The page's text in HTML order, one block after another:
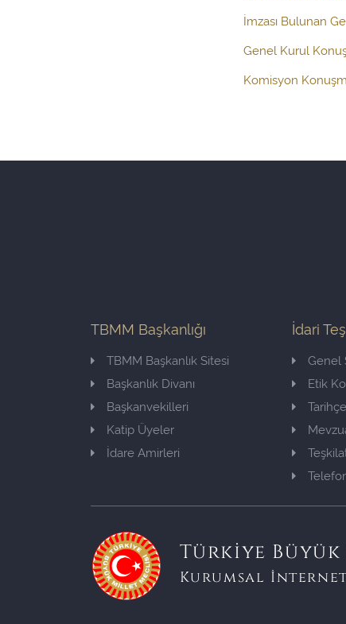
İmzası Bulunan
Genel Kurul
Komisyon
TBMM Başkanlığı
TBMM Başkanlık Sitesi
Başkanlık Divanı
Başkanvekilleri
Katip Üyeler
İdare Amirleri
İdari
Genel
Etik
Tarihçe
Türkiye
Kurumsal İnternet